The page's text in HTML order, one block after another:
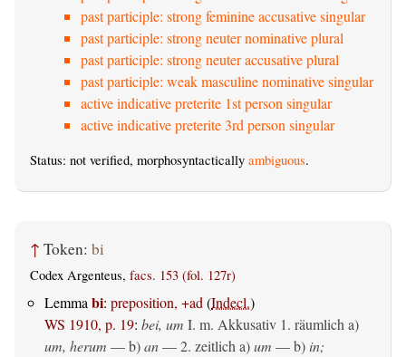
past participle: strong feminine accusative singular
past participle: strong neuter nominative plural
past participle: strong neuter accusative plural
past participle: weak masculine nominative singular
active indicative preterite 1st person singular
active indicative preterite 3rd person singular
Status: not verified, morphosyntactically ambiguous.
↑ Token: bi
Codex Argenteus, facs. 153 (fol. 127r)
Lemmabi: preposition, +ad(Indecl.)
WS 1910, p. 19: bei, um I. m. Akkusativ 1. räumlicha)
um, herum — b)an— 2. zeitlicha)um — b) in;